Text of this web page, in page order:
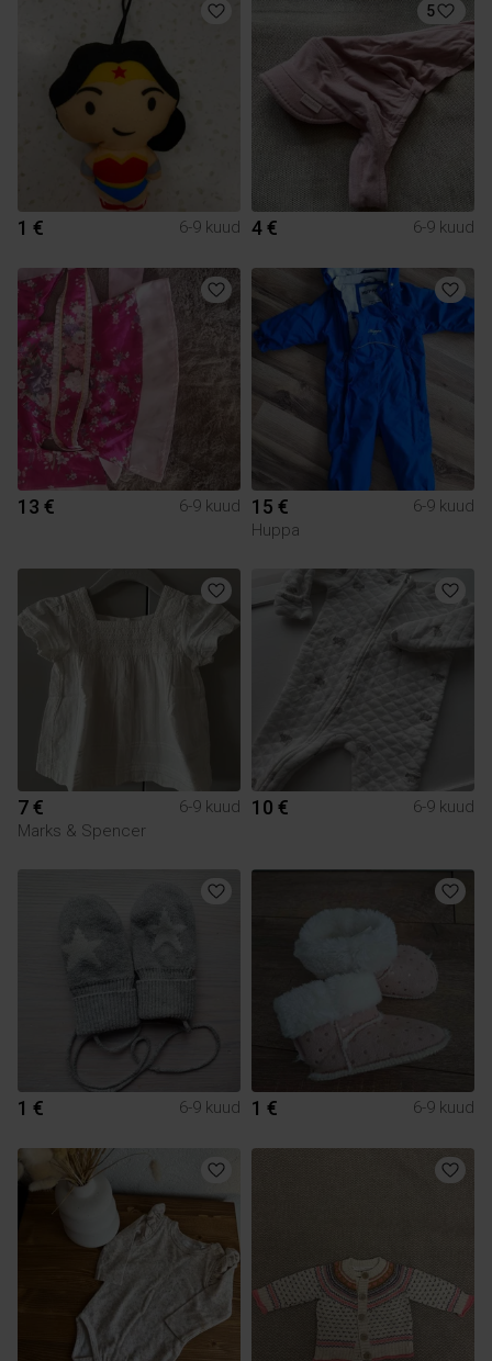
1 € 6-9 kuud
5
4 € 6-9 kuud
13 € 6-9 kuud 15 €
6-9 kuud
Huppa
7 €
6-9 kuud
Marks & Spencer
10 € 6-9 kuud
1 € 6-9 kuud 1 € 6-9 kuud